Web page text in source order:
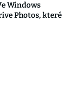
Windows
Photos, které